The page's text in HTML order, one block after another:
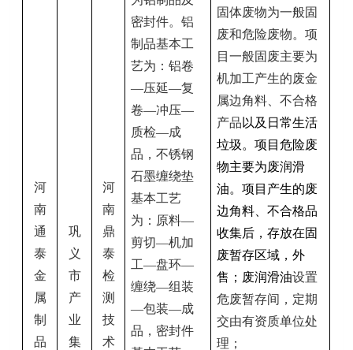
河
南
通
泰
金
属
制
品
巩
义
市
产
业
集
河
南
鼎
泰
检
测
技
术
密封件。铝
制品基本工
艺为：铝卷
—压延—复
卷—冲压—
质检—成
品，不锈钢
石墨缠绕垫
基本工艺
为：原料—
剪切—机加
工—盘环—
缠绕—组装
—包装—成
品，密封件
固体废物为一般固
废和危险废物。项
目一般固废主要为
机加工产生的废金
属边角料 、不合格
产品 以及日常生活
垃圾。项目危险废
物主要为废润滑
油。项目产生的废
边角料、不合格品
收集后，存放在固
废暂存区域，外
售 ； 废润滑油设置
危废暂存间 ，定期
交由有资质单位处
理 ；